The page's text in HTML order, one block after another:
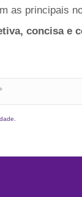
as principais
concisa e